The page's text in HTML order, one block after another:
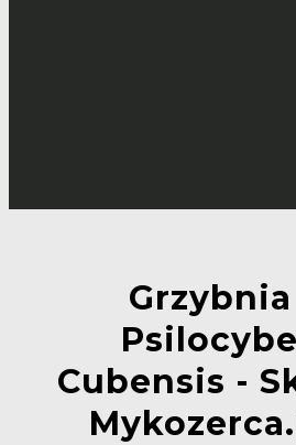
Grzybnia
Psilocybe
Cubensis -